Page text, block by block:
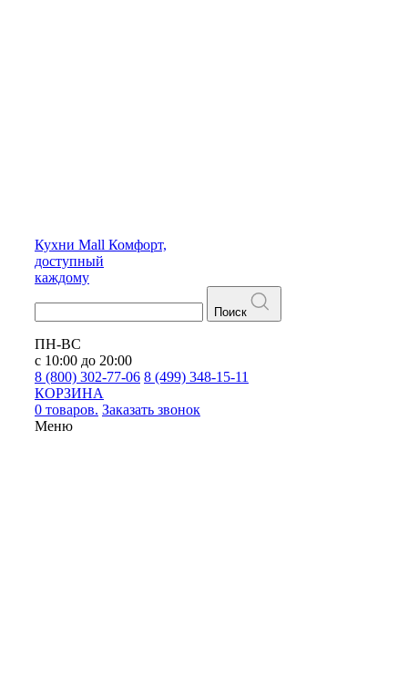
Кухни Mall Комфорт,
доступный
каждому
Поиск
ПН-ВС
с 10:00 до 20:00
8 (800) 302-77-06 8 (499) 348-15-11
КОРЗИНА
0 товаров. Заказать звонок
Меню